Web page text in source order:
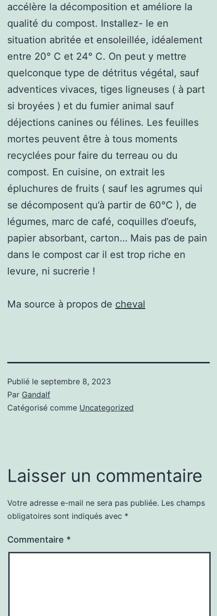
accélère la décomposition et améliore la
qualité du compost. Installez- le en
situation abritée et ensoleillée, idéalement
entre 20° C et 24° C. On peut y mettre
quelconque type de détritus végétal, sauf
adventices vivaces, tiges ligneuses ( à part
si broyées ) et du fumier animal sauf
déjections canines ou félines. Les feuilles
mortes peuvent être à tous moments
recyclées pour faire du terreau ou du
compost. En cuisine, on extrait les
épluchures de fruits ( sauf les agrumes qui
se décomposent qu’à partir de 60°C ), de
légumes, marc de café, coquilles d’oeufs,
papier absorbant, carton… Mais pas de pain
dans le compost car il est trop riche en
levure, ni sucrerie !
Ma source à propos de cheval
Publié le septembre 8, 2023
Par Gandalf
Catégorisé comme Uncategorized
Laisser un commentaire
Votre adresse e-mail ne sera pas publiée. Les champs
obligatoires sont indiqués avec *
Commentaire *